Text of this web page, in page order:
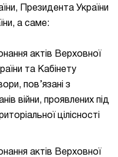
Президента України
а саме:
актів Верховної
та Кабінету
пов’язані з
війни, проявлених під
цілісності
актів Верховної